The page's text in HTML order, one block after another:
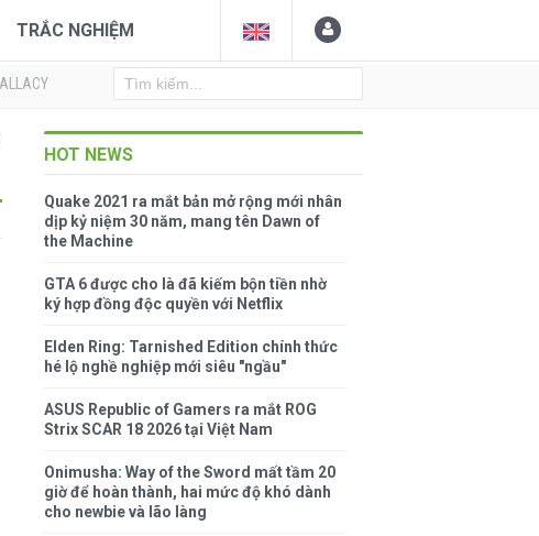
TRẮC NGHIỆM
HOT NEWS
Quake 2021 ra mắt bản mở rộng mới nhân
dịp kỷ niệm 30 năm, mang tên Dawn of
the Machine
GTA 6 được cho là đã kiếm bộn tiền nhờ
ký hợp đồng độc quyền với Netflix
Elden Ring: Tarnished Edition chính thức
hé lộ nghề nghiệp mới siêu "ngầu"
ASUS Republic of Gamers ra mắt ROG
Strix SCAR 18 2026 tại Việt Nam
Onimusha: Way of the Sword mất tầm 20
giờ để hoàn thành, hai mức độ khó dành
cho newbie và lão làng